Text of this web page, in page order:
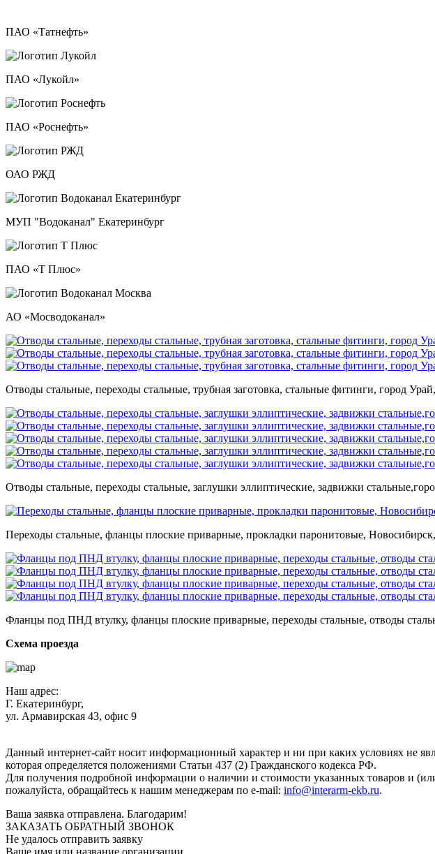
ПАО «Татнефть»
ПАО «Лукойл»
ПАО «Роснефть»
ОАО РЖД
МУП "Водоканал" Екатеринбург
ПАО «Т Плюс»
АО «Мосводоканал»
Отводы стальные, переходы стальные, трубная заготовка, стальные фитинги, город
Отводы стальные, переходы стальные, заглушки эллиптические, задвижки
Переходы стальные, фланцы плоские приварные, прокладки паронитовые,
Фланцы под ПНД втулку, фланцы плоские приварные, переходы стальные, отводы
Схема проезда
Наш адрес:
Г. Екатеринбург,
ул. Армавирская 43, офис 9
Данный интернет-сайт носит информационный характер и ни при каких условиях не
которая определяется положениями Статьи 437 (2) Гражданского кодекса РФ.
Для получения подробной информации о наличии и стоимости указанных товаров и
пожалуйста, обращайтесь к нашим менеджерам по e-mail: info@interarm-ekb.ru.
Ваша заявка отправлена. Благодарим!
ЗАКАЗАТЬ ОБРАТНЫЙ ЗВОНОК
Не удалось отправить заявку
Ваше имя или название организации